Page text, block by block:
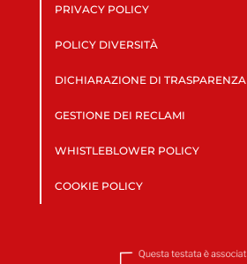
PRIVACY POLICY
POLICY DIVERSITÀ
DICHIARAZIONE DI TRASPARENZA
GESTIONE DEI RECLAMI
WHISTLEBLOWER POLICY
COOKIE POLICY